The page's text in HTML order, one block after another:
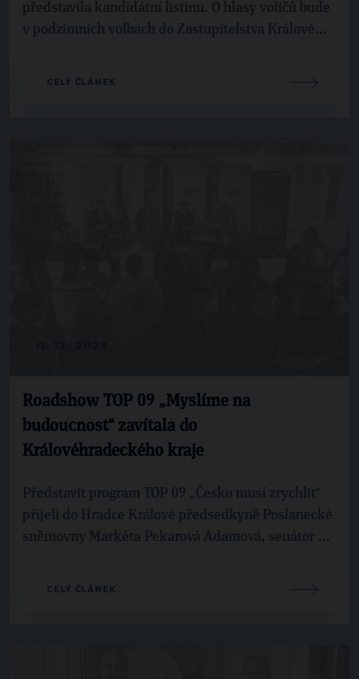
představila kandidátní listinu. O hlasy voličů bude
v podzimních volbách do Zastupitelstva Králové...
CELÝ ČLÁNEK
Roadshow TOP 09 „Myslíme na
budoucnost“ zavítala do
Královéhradeckého kraje
Představit program TOP 09 „Česko musí zrychlit“
přijeli do Hradce Králové předsedkyně Poslanecké
sněmovny Markéta Pekarová Adamová, senátor ...
CELÝ ČLÁNEK